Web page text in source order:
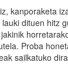
kanporaketa
dituen hitz
Proba
sailkatuko